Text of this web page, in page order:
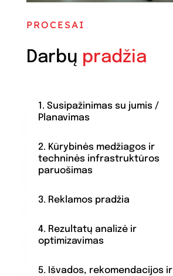
PROCESAI
Darbų pradžia
1. Susipažinimas su jumis /
Planavimas
2. Kūrybinės medžiagos ir
techninės infrastruktūros
paruošimas
3. Reklamos pradžia
4. Rezultatų analizė ir
optimizavimas
5. Išvados, rekomendacijos ir